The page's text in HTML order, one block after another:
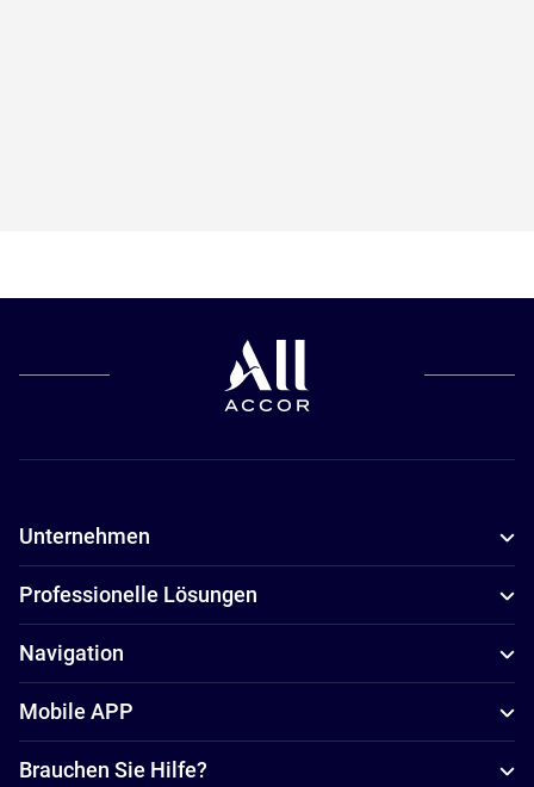
Unternehmen
Professionelle Lösungen
Navigation
Mobile APP
Brauchen Sie Hilfe?